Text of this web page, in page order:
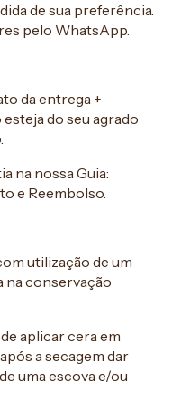
de sua preferência.
pelo WhatsApp.
da entrega +
do seu agrado
na nossa Guia:
e Reembolso.
utilização de um
na conservação
aplicar cera em
a secagem dar
uma escova e/ou